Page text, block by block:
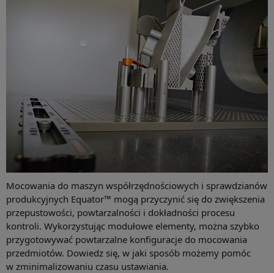
Mocowania do maszyn współrzędnościowych i sprawdzianów
produkcyjnych Equator™ mogą przyczynić się do zwiększenia
przepustowości, powtarzalności i dokładności procesu
kontroli. Wykorzystując modułowe elementy, można szybko
przygotowywać powtarzalne konfiguracje do mocowania
przedmiotów. Dowiedz się, w jaki sposób możemy pomóc
w zminimalizowaniu czasu ustawiania.